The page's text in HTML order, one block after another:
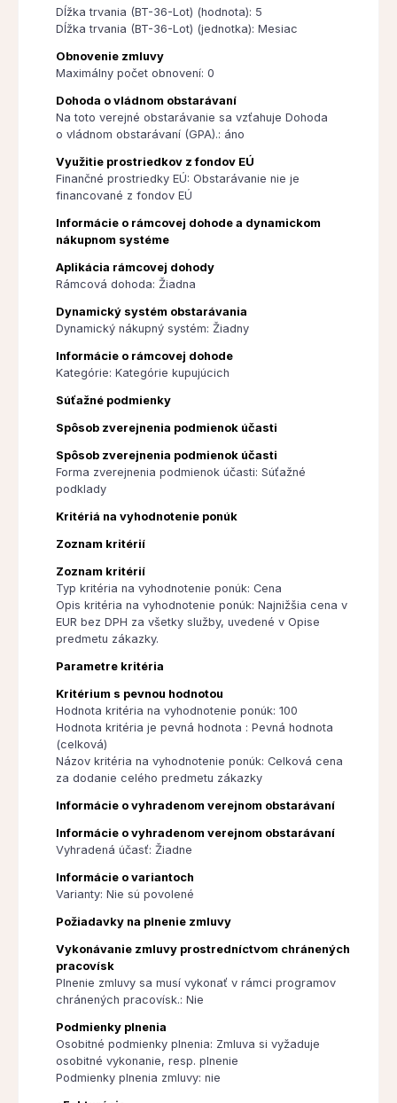
Dĺžka trvania (BT-36-Lot) (hodnota): 5
Dĺžka trvania (BT-36-Lot) (jednotka): Mesiac
Obnovenie zmluvy
Maximálny počet obnovení: 0
Dohoda o vládnom obstarávaní
Na toto verejné obstarávanie sa vzťahuje Dohoda
o vládnom obstarávaní (GPA).: áno
Využitie prostriedkov z fondov EÚ
Finančné prostriedky EÚ: Obstarávanie nie je
financované z fondov EÚ
Informácie o rámcovej dohode a dynamickom
nákupnom systéme
Aplikácia rámcovej dohody
Rámcová dohoda: Žiadna
Dynamický systém obstarávania
Dynamický nákupný systém: Žiadny
Informácie o rámcovej dohode
Kategórie: Kategórie kupujúcich
Súťažné podmienky
Spôsob zverejnenia podmienok účasti
Spôsob zverejnenia podmienok účasti
Forma zverejnenia podmienok účasti: Súťažné
podklady
Kritériá na vyhodnotenie ponúk
Zoznam kritérií
Zoznam kritérií
Typ kritéria na vyhodnotenie ponúk: Cena
Opis kritéria na vyhodnotenie ponúk: Najnižšia cena v
EUR bez DPH za všetky služby, uvedené v Opise
predmetu zákazky.
Parametre kritéria
Kritérium s pevnou hodnotou
Hodnota kritéria na vyhodnotenie ponúk: 100
Hodnota kritéria je pevná hodnota : Pevná hodnota
(celková)
Názov kritéria na vyhodnotenie ponúk: Celková cena
za dodanie celého predmetu zákazky
Informácie o vyhradenom verejnom obstarávaní
Informácie o vyhradenom verejnom obstarávaní
Vyhradená účasť: Žiadne
Informácie o variantoch
Varianty: Nie sú povolené
Požiadavky na plnenie zmluvy
Vykonávanie zmluvy prostredníctvom chránených
pracovísk
Plnenie zmluvy sa musí vykonať v rámci programov
chránených pracovísk.: Nie
Podmienky plnenia
Osobitné podmienky plnenia: Zmluva si vyžaduje
osobitné vykonanie, resp. plnenie
Podmienky plnenia zmluvy: nie